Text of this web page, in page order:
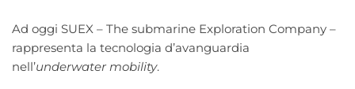
Ad oggi SUEX – The submarine Exploration Company –
rappresenta la tecnologia d’avanguardia
nell’underwater mobility.